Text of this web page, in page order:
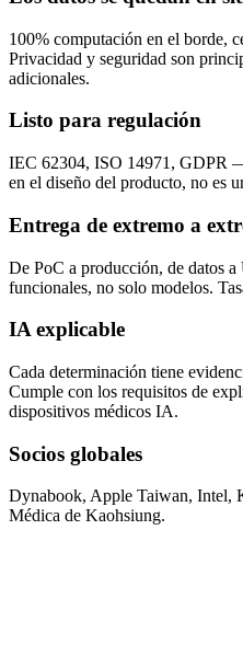
100% computación en el borde,
Privacidad y seguridad son
adicionales.
Listo para regulación
IEC 62304, ISO 14971, GDPR
en el diseño del producto, no es
Entrega de extremo a
De PoC a producción, de datos a
funcionales, no solo modelos.
IA explicable
Cada determinación tiene
Cumple con los requisitos de
dispositivos médicos IA.
Socios globales
Dynabook, Apple Taiwan, Intel,
Médica de Kaohsiung.